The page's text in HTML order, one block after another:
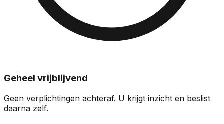
Geheel vrijblijvend
Geen verplichtingen achteraf. U krijgt inzicht en beslist
daarna zelf.